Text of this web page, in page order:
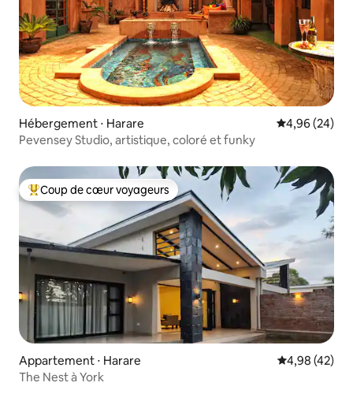
Hébergement ⋅ Harare Évaluation
4,96 (24)
Pevensey Studio, artistique, coloré et funky
Coups de cœur voyageurs les plus appréciés
Coup de cœur voyageurs
Appartement ⋅ Harare Évaluation
4,98 (42)
The Nest à York